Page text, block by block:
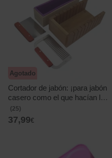
Agotado
Cortador de jabón: ¡para jabón
casero como el que hacían las
abuelas! (medidas 26x12x
7,7)
(25)
37,99€